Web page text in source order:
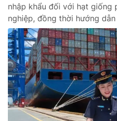
nhập khẩu đối với hạt giống
nghiệp, đồng thời hướng